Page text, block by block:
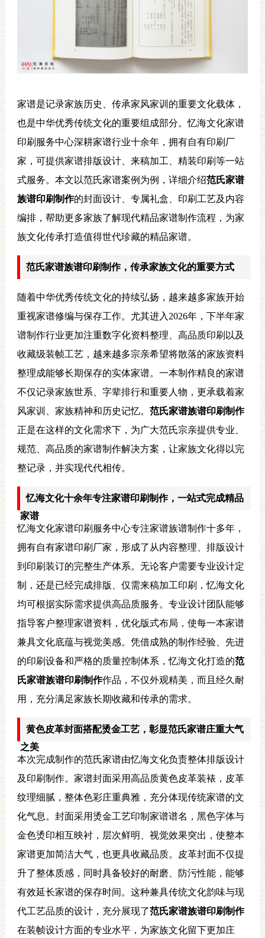
家谱是记录家族历史、传承家风家训的重要文化载体，
也是中华优秀传统文化的重要组成部分。忆海文化家谱
印刷服务中心深耕家谱行业十余年，拥有自有印刷厂
家，可提供家谱排版设计、来稿加工、精装印刷等一站
式服务。本文以范氏家谱案例为例，详细介绍范氏家谱
族谱印刷制作的封面设计、专属礼盒、印刷工艺及内容
编排，帮助更多家族了解现代精品家谱制作流程，为家
族文化传承打造值得世代珍藏的精品家谱。
范氏家谱族谱印刷制作，传承家族文化的重要方式
随着中华优秀传统文化的持续弘扬，越来越多家族开始
重视家谱修编与保存工作。尤其进入2026年，下半年家
谱制作行业更加注重数字化资料整理、高品质印刷以及
收藏级装帧工艺，越来越多宗亲希望将散落的家族资料
整理成能够长期保存的实体家谱。一本制作精良的家谱
不仅记录家族世系、字辈排行和重要人物，更承载着家
风家训、家族精神和历史记忆。 范氏家谱族谱印刷制作
正是在这样的文化需求下，为广大范氏宗亲提供专业、
规范、高品质的家谱制作解决方案，让家族文化得以完
整记录，并实现代代相传。
忆海文化十余年专注家谱印刷制作，一站式完成精品
家谱
忆海文化家谱印刷服务中心专注家谱族谱制作十多年，
拥有自有家谱印刷厂家，形成了从内容整理、排版设计
到印刷装订的完整生产体系。无论客户需要专业设计定
制，还是已经完成排版、仅需来稿加工印刷，忆海文化
均可根据实际需求提供高品质服务。专业设计团队能够
指导客户整理家谱资料，优化版式布局，使每一本家谱
兼具文化底蕴与视觉美感。凭借成熟的制作经验、先进
的印刷设备和严格的质量控制体系，忆海文化打造的范
氏家谱族谱印刷制作作品，不仅外观精美，而且经久耐
用，充分满足家族长期收藏和传承的需求。
黄色皮革封面搭配烫金工艺，彰显范氏家谱庄重大气
之美
本次完成制作的范氏家谱由忆海文化负责整体排版设计
及印刷制作。家谱封面采用高品质黄色皮革装裱，皮革
纹理细腻，整体色彩庄重典雅，充分体现传统家谱的文
化气息。封面采用烫金工艺印制家谱谱名，黑色字体与
金色烫印相互映衬，层次鲜明、视觉效果突出，使整本
家谱更加简洁大气，也更具收藏品质。皮革封面不仅提
升了整体质感，同时具备较好的耐磨、防污性能，能够
有效延长家谱的保存时间。这种兼具传统文化韵味与现
代工艺品质的设计，充分展现了范氏家谱族谱印刷制作
在装帧设计方面的专业水平，为家族文化留下更加庄